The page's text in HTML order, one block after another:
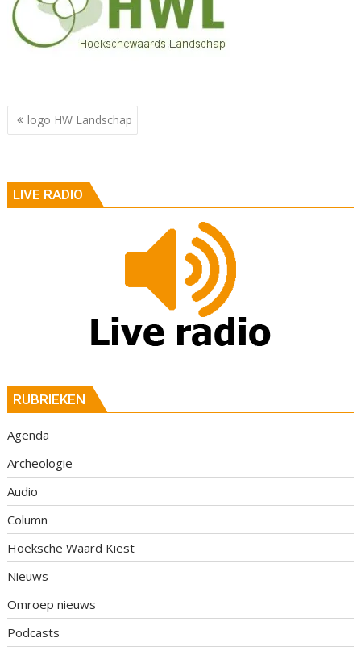
Berichtnavigatie
logo HW Landschap
LIVE RADIO
RUBRIEKEN
Agenda
Archeologie
Audio
Column
Hoeksche Waard Kiest
Nieuws
Omroep nieuws
Podcasts